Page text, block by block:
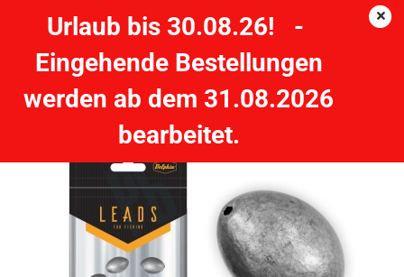
Urlaub bis 30.08.26! -
Eingehende Bestellungen
werden ab dem 31.08.2026
bearbeitet.
5 Stück Delphin LEADS Olivenblei - 20 Gramm